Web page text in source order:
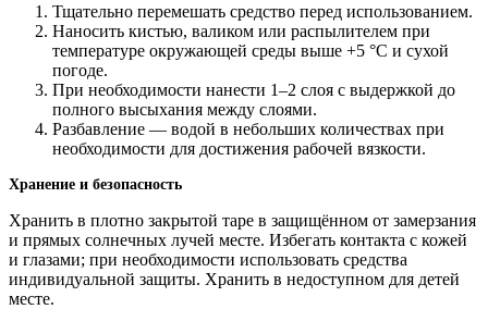
Тщательно перемешать средство перед использованием.
Наносить кистью, валиком или распылителем при
температуре окружающей среды выше +5 °C и сухой
погоде.
При необходимости нанести 1–2 слоя с выдержкой до
полного высыхания между слоями.
Разбавление — водой в небольших количествах при
необходимости для достижения рабочей вязкости.
Хранение и безопасность
Хранить в плотно закрытой таре в защищённом от замерзания
и прямых солнечных лучей месте. Избегать контакта с кожей
и глазами; при необходимости использовать средства
индивидуальной защиты. Хранить в недоступном для детей
месте.